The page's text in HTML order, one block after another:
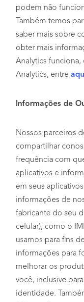
podem não
Também temos
saber mais sobre
obter mais
Analytics funciona,
Analytics, entre
Informações de
Nossos parceiros
compartilhar
frequência com
aplicativos e
em seus
informações de
fabricante do seu
celular), como o
usamos para fins
informações para
melhorar os
você, inclusive
identidade.